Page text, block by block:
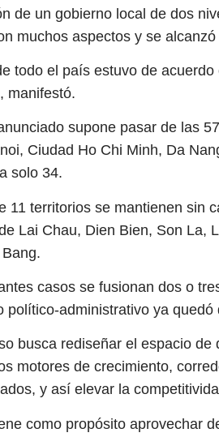
de un gobierno local de dos
muchos aspectos y se
todo el país estuvo de
manifestó.
supone pasar de las
Ciudad Ho Chi Minh, Da
solo 34.
11 territorios se mantienen sin
Lai Chau, Dien Bien, Son La,
casos se fusionan dos o
político-administrativo ya quedó
busca rediseñar el espacio
motores de crecimiento,
y así elevar la
como propósito aprovechar